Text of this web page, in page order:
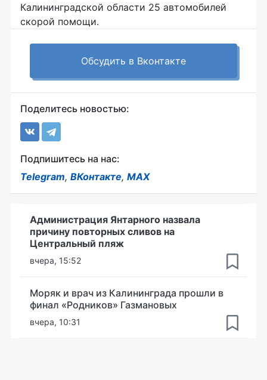
Калининградской области 25 автомобилей
скорой помощи.
Обсудить в Вконтакте
Поделитесь новостью:
Подпишитесь на нас:
Telegram, ВКонтакте, MAX
Администрация Янтарного назвала
причину повторных сливов на
Центральный пляж
вчера, 15:52
Моряк и врач из Калининграда прошли в
финал «Родников» Газмановых
вчера, 10:31